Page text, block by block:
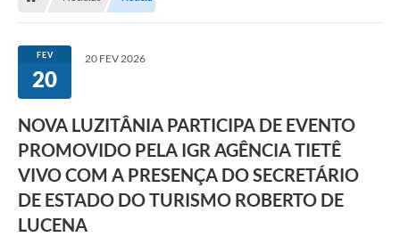
Meio Ambiente
Ouvidoria
Contato
FEV
20
20 FEV 2026
NOVA LUZITÂNIA PARTICIPA DE EVENTO
PROMOVIDO PELA IGR AGÊNCIA TIETÊ
VIVO COM A PRESENÇA DO SECRETÁRIO
DE ESTADO DO TURISMO ROBERTO DE
LUCENA